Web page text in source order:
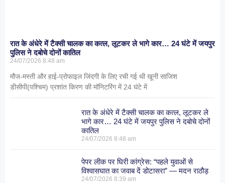
रात के अंधेरे में टैक्सी चालक का कत्ल, लूटकर ले भागे कार… 24 घंटे में जयपुर
पुलिस ने दबोचे दोनों कातिल
24/07/2026 8:48 am
मौज-मस्ती और हाई-प्रोफाइल जिंदगी के लिए रची गई थी खूनी साजिश
डीसीपी(पश्चिम) प्रशांत किरण की मॉनिटरिंग में 24 घंटे में
रात के अंधेरे में टैक्सी चालक का कत्ल, लूटकर ले
भागे कार… 24 घंटे में जयपुर पुलिस ने दबोचे दोनों
कातिल
24/07/20268:48 am
पेपर लीक पर घिरी कांग्रेस: “पहले युवाओं से
विश्वासघात का जवाब दें डोटासरा” — मदन राठौड़
24/07/20268:39 am